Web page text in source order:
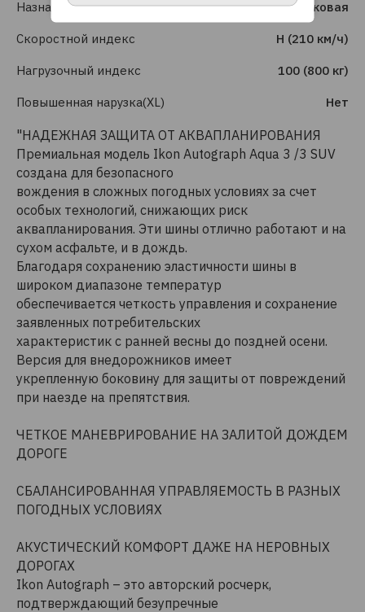
Назначение Легковая
Скоростной индекс H (210 км/ч)
Нагрузочный индекс 100 (800 кг)
Повышенная нарузка(XL) Нет
"НАДЕЖНАЯ ЗАЩИТА ОТ АКВАПЛАНИРОВАНИЯ
Премиальная модель Ikon Autograph Aqua 3 /3 SUV
создана для безопасного
вождения в сложных погодных условиях за счет
особых технологий, снижающих риск
аквапланирования. Эти шины отлично работают и на
сухом асфальте, и в дождь.
Благодаря сохранению эластичности шины в
широком диапазоне температур
обеспечивается четкость управления и сохранение
заявленных потребительских
характеристик с ранней весны до поздней осени.
Версия для внедорожников имеет
укрепленную боковину для защиты от повреждений
при наезде на препятствия.
ЧЕТКОЕ МАНЕВРИРОВАНИЕ НА ЗАЛИТОЙ ДОЖДЕМ
ДОРОГЕ
СБАЛАНСИРОВАННАЯ УПРАВЛЯЕМОСТЬ В РАЗНЫХ
ПОГОДНЫХ УСЛОВИЯХ
АКУСТИЧЕСКИЙ КОМФОРТ ДАЖЕ НА НЕРОВНЫХ
ДОРОГАХ
Ikon Autograph – это авторский росчерк,
подтверждающий безупречные